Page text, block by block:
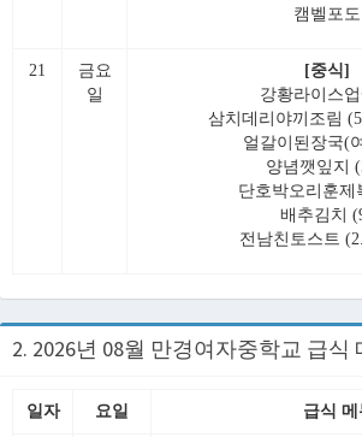
캠벨포도
21
금요
일
[중식]
강황라이스
삼치데리야끼조림
얼갈이된장국(
양념깻잎지
단호박오리훈제
배추김치
전남친토스트
2. 2026년 08월 만경여자중학교 급식
일자 요일 급식 메